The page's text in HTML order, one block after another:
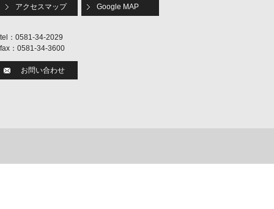
アクセスマップ Google MAP
tel：0581-34-2029
fax：0581-34-3600
お問い合わせ